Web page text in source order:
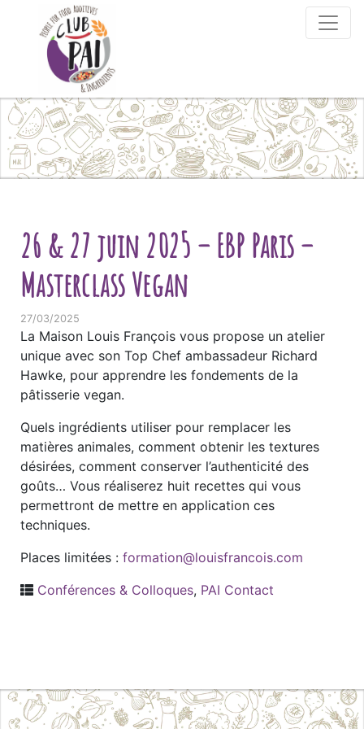
Skip to content
26 & 27 juin 2025 – EBP Paris –
Masterclass Vegan
27/03/2025
La Maison Louis François vous propose un atelier
unique avec son Top Chef ambassadeur Richard
Hawke, pour apprendre les fondements de la
pâtisserie vegan.
Quels ingrédients utiliser pour remplacer les
matières animales, comment obtenir les textures
désirées, comment conserver l’authenticité des
goûts… Vous réaliserez huit recettes qui vous
permettront de mettre en application ces
techniques.
Places limitées : formation@louisfrancois.com
Conférences & Colloques, PAI Contact